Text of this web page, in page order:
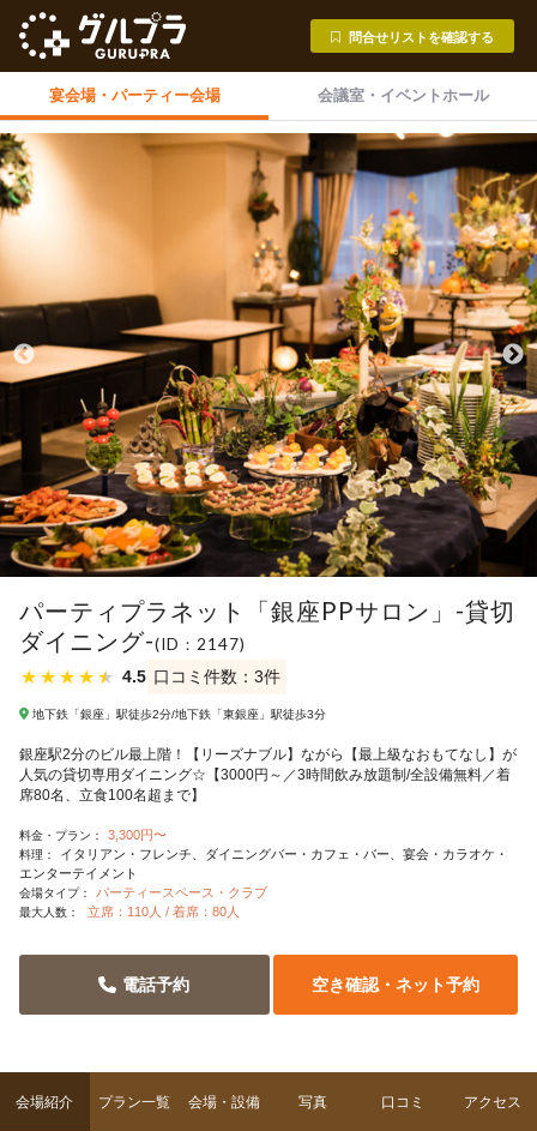
問合せリストを確認する
宴会場・ パーティー会場 会議室・ イベントホール
パーティプラネット「銀座PPサロン」-貸切
ダイニング-(ID：2147)
★ ★ ★ ★ ★ 4.5 口コミ件数：3件
地下鉄「銀座」駅徒歩2分/地下鉄「東銀座」駅徒歩3分
銀座駅2分のビル最上階！【リーズナブル】ながら【最上級なおもてなし】が
人気の貸切専用ダイニング☆【3000円～／3時間飲み放題制/全設備無料／着
席80名、立食100名超まで】
料金・プラン： 3,300円〜
料理： イタリアン・フレンチ ダイニングバー・カフェ・バー
宴会・カラオケ・
エンターテイメント
会場タイプ： パーティースペース・クラブ
最大人数： 立席：110人 / 着席：80人
空き確認・ネット予約
電話予約
会場紹介 プラン一覧 会場・設備 写真 口コミ アクセス